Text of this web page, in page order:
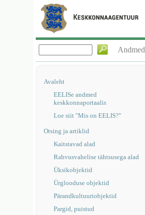
Andmed
Avaleht
EELISe andmed
keskkonnaportaalis
Loe siit "Mis on EELIS?"
Otsing ja artiklid
Kaitstavad alad
Rahvusvahelise tähtsusega alad
Üksikobjektid
Ürglooduse objektid
Pärandkultuuriobjektid
Pargid, puistud